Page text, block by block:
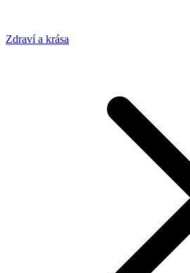
Zdraví a krása